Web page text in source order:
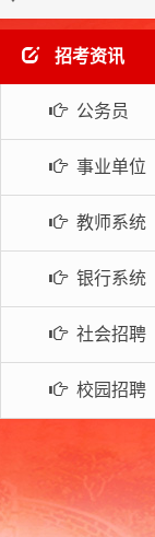
招考资讯
公务员
事业单位
教师系统
银行系统
社会招聘
校园招聘